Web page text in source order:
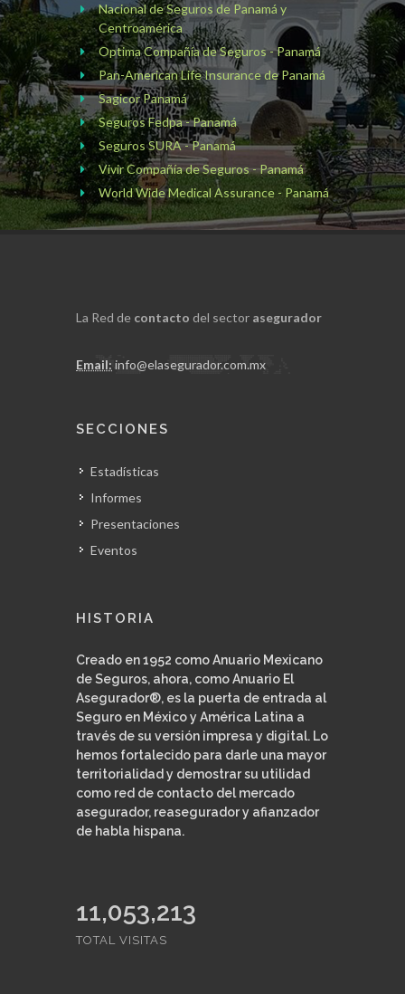
Nacional de Seguros de Panamá y
Centroamérica
Optima Compañía de Seguros - Panamá
Pan-American Life Insurance de Panamá
Sagicor Panamá
Seguros Fedpa - Panamá
Seguros SURA - Panamá
Vivir Compañía de Seguros - Panamá
World Wide Medical Assurance - Panamá
La Red de contacto del sector asegurador
Email: info@elasegurador.com.mx
SECCIONES
Estadísticas
Informes
Presentaciones
Eventos
HISTORIA
Creado en 1952 como Anuario Mexicano
de Seguros, ahora, como Anuario El
Asegurador®, es la puerta de entrada al
Seguro en México y América Latina a
través de su versión impresa y digital. Lo
hemos fortalecido para darle una mayor
territorialidad y demostrar su utilidad
como red de contacto del mercado
asegurador, reasegurador y afianzador
de habla hispana.
11,351,947
TOTAL VISITAS